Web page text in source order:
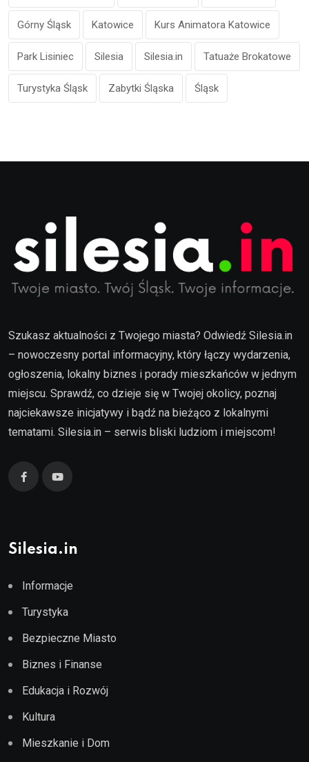
Górny Śląsk Katowice Kurs Animatora Katowice
Park Lisiniec Silesia Silesia.in Tatuaże Brokatowe
Turystyka Śląsk Zabytki Śląska Śląsk
Szukasz aktualności z Twojego miasta? Odwiedź Silesia.in
– nowoczesny portal informacyjny, który łączy wydarzenia,
ogłoszenia, lokalny biznes i porady mieszkańców w jednym
miejscu. Sprawdź, co dzieje się w Twojej okolicy, poznaj
najciekawsze inicjatywy i bądź na bieżąco z lokalnymi
tematami. Silesia.in – serwis bliski ludziom i miejscom!
Silesia.in
Informacje
Turystyka
Bezpieczne Miasto
Biznes i Finanse
Edukacja i Rozwój
Kultura
Mieszkanie i Dom